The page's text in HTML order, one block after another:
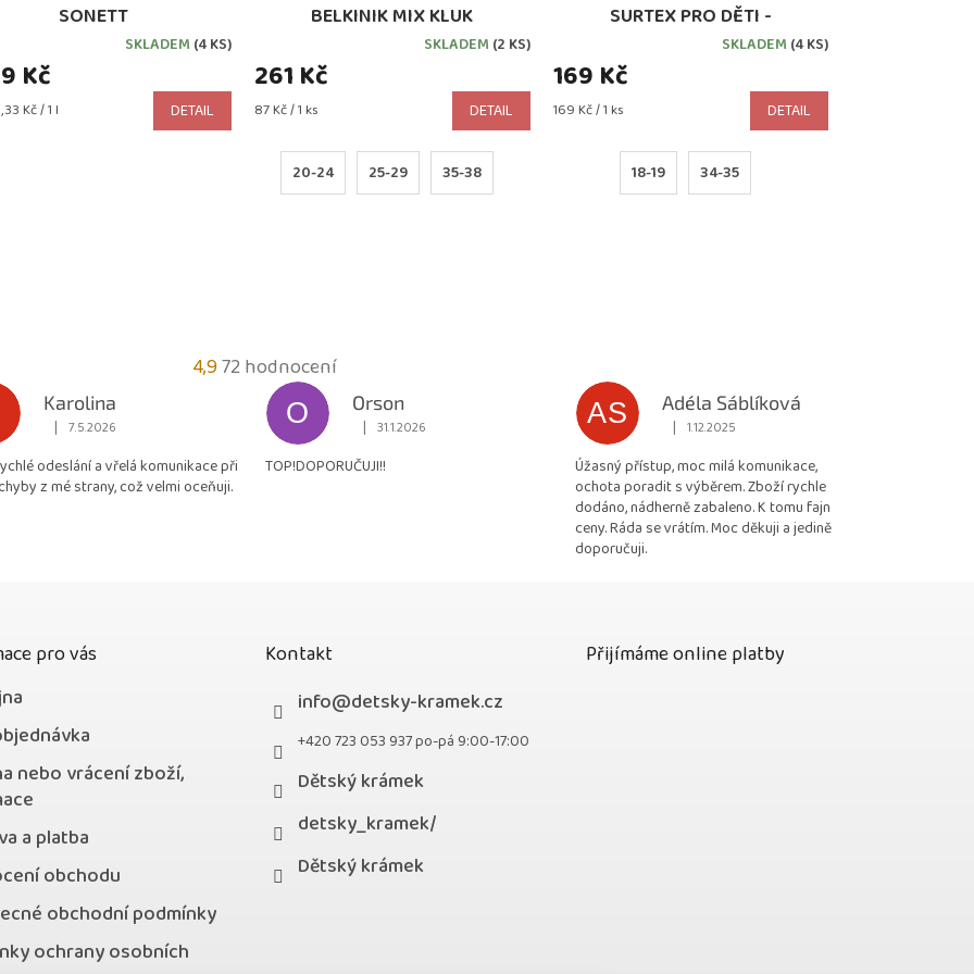
SONETT
SKLADEM (4 KS)
Kč
Kč / 1 l DETAIL
BELKINIK MIX KLUK
SKLADEM (2 KS)
261 Kč
Měrná
87 Kč / 1 ks DETAIL
20-24 25-29 35-38
SURTEX PRO DĚTI -
MODRÉ/TYRKYS
SKLADEM (4 KS)
169 Kč
Měrná
169 Kč / 1 ks DETAIL
18-19 34-35
4,9Průměrné
hodnocení
obchodu
4,9
z
72 hodnocení
Karolina
Hodnocení obchodu je 5 z 5 hvězdiček.
| 7.5.2026
odeslání a vřelá komunikace při
z mé strany, což velmi oceňuji.
O
Orson
Hodnocení obchodu je 5 z 5 hvězdiček.
| 31.1.2026
TOP!DOPORUČUJI!!
AS
Adéla Sáblíková
Hodnocení obchodu je 5 z 5 hvězdiček.
| 1.12.2025
Úžasný přístup, moc milá komunikace,
ochota poradit s výběrem. Zboží rychle
dodáno, nádherně zabaleno. K tomu fajn
ceny. Ráda se vrátím. Moc děkuji a jedině
doporučuji.
pro vás
nebo vrácení zboží,
a platba
obchodu
obchodní podmínky
ochrany osobních
Kontakt
info@detsky-kramek.cz
+420 723 053 937 po-pá 9:00-17:00
Dětský krámek
detsky_kramek/
Dětský krámek
Přijímáme online platby